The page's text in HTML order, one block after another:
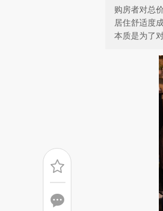
购房者对总
居住舒适度
本质是为了